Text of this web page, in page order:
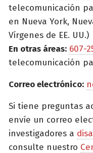
telecomunicación
en Nueva York,
Vírgenes de EE. UU.)
En otras áreas: 607-
telecomunicación
Correo electrónico:
Si tiene preguntas
envíe un correo
investigadores a
consulte nuestro